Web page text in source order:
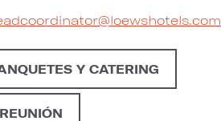
Y CATERING